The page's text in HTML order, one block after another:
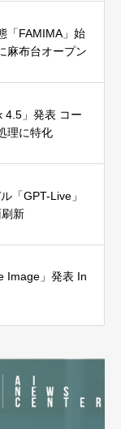
「FAMIMA」始
麻布台オープン
4.5」発表 コー
理に特化
「GPT-Live」
新
Image」発表 In